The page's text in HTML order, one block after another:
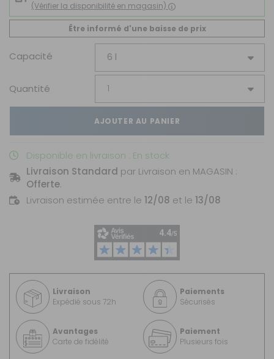
(Vérifier la disponibilité en magasin)
Être informé d'une baisse de prix
Capacité
Quantité
AJOUTER AU PANIER
Disponible en livraison : En stock
Livraison Standard par Livraison en MAGASIN :
Offerte.
Livraison estimée entre le 12/08 et le 13/08
Livraison
Expédié sous 72h
Paiements
Sécurisés
Avantages
Carte de fidélité
Paiement
Plusieurs fois